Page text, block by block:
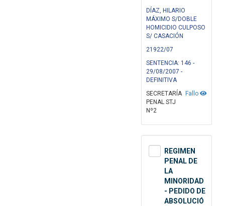
DÍAZ, HILARIO
MÁXIMO S/DOBLE
HOMICIDIO CULPOSO
S/ CASACIÓN
21922/07
SENTENCIA: 146 -
29/08/2007 -
DEFINITIVA
Fallo
SECRETARÍA
PENAL STJ
Nº2
REGIMEN
PENAL DE
LA
MINORIDAD
- PEDIDO DE
ABSOLUCIÓ